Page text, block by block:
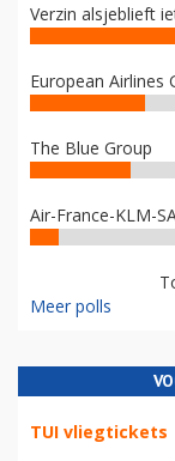
Verzin alsjeblieft
European Airlines
The Blue Group
Air-France-KLM-
Meer polls
TUI vliegtickets